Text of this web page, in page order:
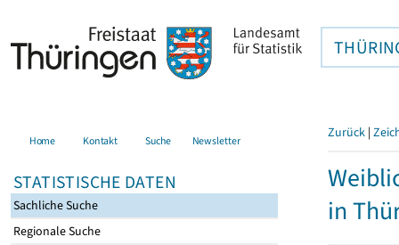
Home Kontakt Suche Newsletter
STATISTISCHE DATEN
Sachliche Suche
Regionale Suche
Zurück |
in